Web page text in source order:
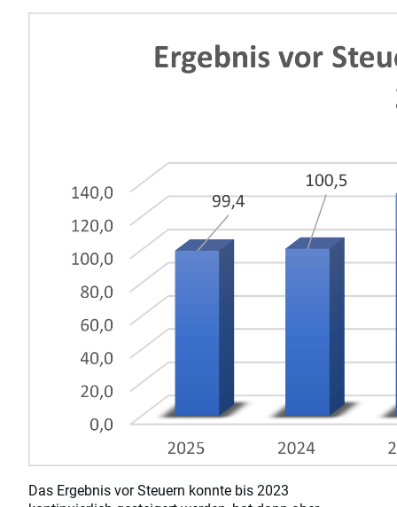
Das Ergebnis vor Steuern konnte bis 2023